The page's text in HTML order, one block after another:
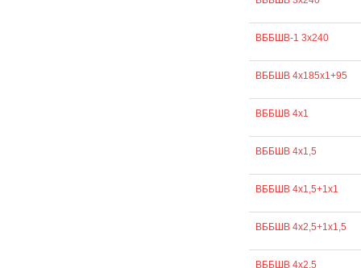
ВББШВ-1 3х240
ВББШВ 4х185х1+95
ВББШВ 4х1
ВББШВ 4х1,5
ВББШВ 4х1,5+1х1
ВББШВ 4х2,5+1х1,5
ВББШВ 4х2,5